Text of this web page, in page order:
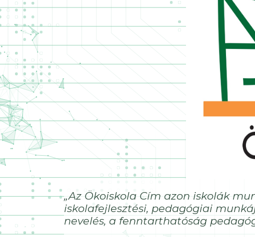
„Az Ökoiskola Cím azon iskolák
iskolafejlesztési, pedagógiai
nevelés, a fenntarthatóság